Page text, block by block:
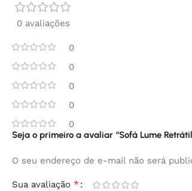
0 avaliações
0
0
0
0
0
Seja o primeiro a avaliar “Sofá Lume
O seu endereço de e-mail não será
Sua avaliação *